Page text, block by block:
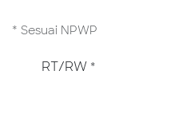
* Sesuai NPWP
RT/RW *